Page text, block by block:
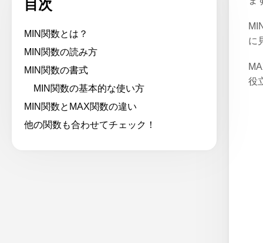
目次
MIN関数とは？
MIN関数の読み方
MIN関数の書式
MIN関数の基本的な使い方
MIN関数とMAX関数の違い
他の関数も合わせてチェック！
に
役